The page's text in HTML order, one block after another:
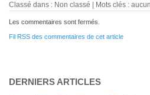
Classé dans : Non classé Mots clés : aucun
Les commentaires sont fermés.
Fil RSS des commentaires de cet article
DERNIERS ARTICLES